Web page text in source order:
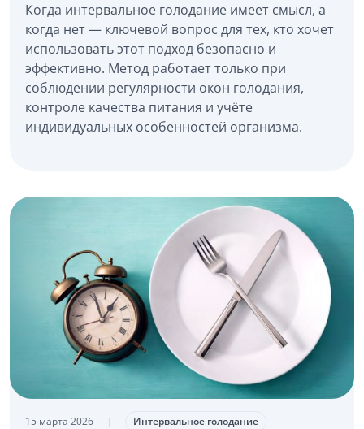
Когда интервальное голодание имеет смысл, а
когда нет — ключевой вопрос для тех, кто хочет
использовать этот подход безопасно и
эффективно. Метод работает только при
соблюдении регулярности окон голодания,
контроле качества питания и учёте
индивидуальных особенностей организма.
15 марта 2026 | Интервальное голодание